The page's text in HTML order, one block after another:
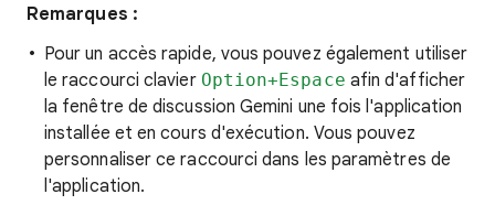
Remarques :
Pour un accès rapide, vous pouvez également utiliser
le raccourci clavier Option+Espace afin d'afficher
la fenêtre de discussion Gemini une fois l'application
installée et en cours d'exécution. Vous pouvez
personnaliser ce raccourci dans les paramètres de
l'application.